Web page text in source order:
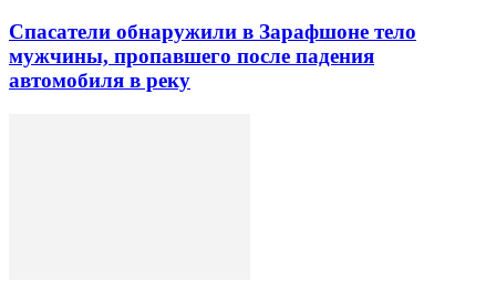
Спасатели обнаружили в Зарафшоне тело
мужчины, пропавшего после падения
автомобиля в реку